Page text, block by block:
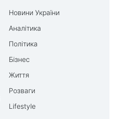
Новини України
Аналітика
Політика
Бізнес
Життя
Розваги
Lifestyle